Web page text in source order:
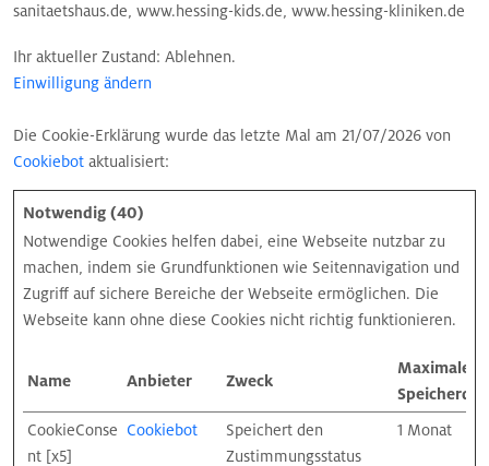
sanitaetshaus.de, www.hessing-kids.de, www.hessing-kliniken.de
Ihr aktueller Zustand: Ablehnen.
Einwilligung ändern
Die Cookie-Erklärung wurde das letzte Mal am 21/07/2026 von
Cookiebot aktualisiert:
Notwendig (40)
Notwendige Cookies helfen dabei, eine Webseite nutzbar zu
machen, indem sie Grundfunktionen wie Seitennavigation und
Zugriff auf sichere Bereiche der Webseite ermöglichen. Die
Webseite kann ohne diese Cookies nicht richtig funktionieren.
Name Anbieter Zweck
Maximale
CookieConse
nt [x5]
Cookiebot
Speichert den
Zustimmungsstatus
1 Monat